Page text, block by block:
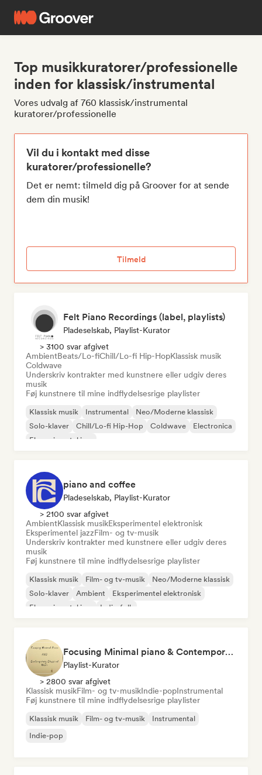
Top musikkuratorer/professionelle
inden for klassisk/instrumental
Vores udvalg af 760 klassisk/instrumental
kuratorer/professionelle
Vil du i kontakt med disse
kuratorer/professionelle?
Det er nemt: tilmeld dig på Groover for at sende
dem din musik!
Tilmeld
Felt Piano Recordings (label, playlists)
Pladeselskab, Playlist-Kurator
> 3100 svar afgivet
AmbientBeats/Lo-fiChill/Lo-fi Hip-HopKlassisk musik
Coldwave
Underskriv kontrakter med kunstnere eller udgiv deres
musik
Føj kunstnere til mine indflydelsesrige playlister
Klassisk musik Instrumental
Neo/Moderne klassisk
Solo-klaver
Chill/Lo-fi Hip-Hop Coldwave
Electronica
Eksperimentel jazz
piano and coffee
Pladeselskab, Playlist-Kurator
> 2100 svar afgivet
AmbientKlassisk musikEksperimentel elektronisk
Eksperimentel jazzFilm- og tv-musik
Underskriv kontrakter med kunstnere eller udgiv deres
musik
Føj kunstnere til mine indflydelsesrige playlister
Klassisk musik Film- og tv-musik
Neo/Moderne klassisk
Solo-klaver
Ambient
Eksperimentel elektronisk
Eksperimentel jazz
Indie-folk
Focusing Minimal piano & Contemporary classical music
Playlist-Kurator
> 2800 svar afgivet
Klassisk musikFilm- og tv-musikIndie-popInstrumental
Føj kunstnere til mine indflydelsesrige playlister
Klassisk musik Film- og tv-musik
Instrumental
Indie-pop